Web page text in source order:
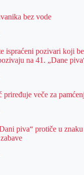
bez vode
ispraćeni pozivari koji
na 41. „Dane
priređuje veče za
piva“ protiče u